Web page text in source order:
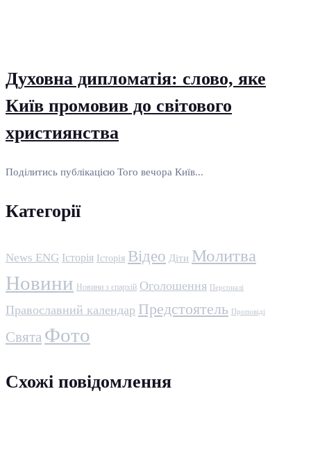
Духовна дипломатія: слово, яке
Київ промовив до світового
християнства
Поділитись публікацією Того вечора Київ...
Категорії
News ENG Історія Історія Відео Діти Молитва
Новини Новини з єпархій Оголошення Персоналі
Православний календар Предстоятель Проповіді
Свята Фото
Схожі повідомлення